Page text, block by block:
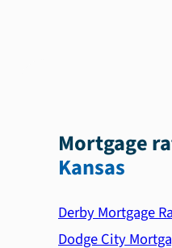
Mortgage
Kansas
Derby Mortgage
Dodge City